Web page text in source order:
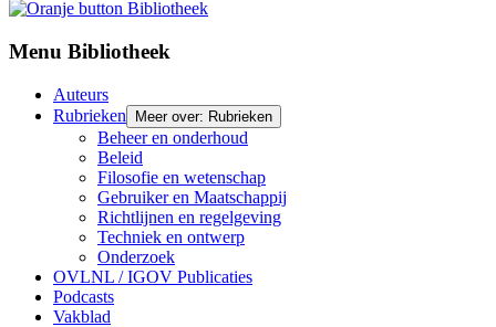
Menu Bibliotheek
Auteurs
Rubrieken
Meer over: Rubrieken
Beheer en onderhoud
Beleid
Filosofie en wetenschap
Gebruiker en Maatschappij
Richtlijnen en regelgeving
Techniek en ontwerp
Onderzoek
OVLNL / IGOV Publicaties
Podcasts
Vakblad